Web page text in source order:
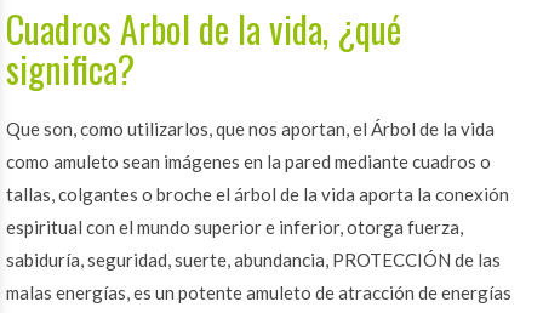
Cuadros Arbol de la vida, ¿qué
significa?
Que son, como utilizarlos, que nos aportan, el Árbol de la vida
como amuleto sean imágenes en la pared mediante cuadros o
tallas, colgantes o broche el árbol de la vida aporta la conexión
espiritual con el mundo superior e inferior, otorga fuerza,
sabiduría, seguridad, suerte, abundancia, PROTECCIÓN de las
malas energías, es un potente amuleto de atracción de energías